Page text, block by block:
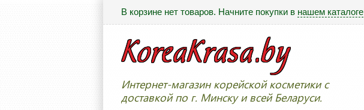
В корзине нет товаров. Начните покупки в нашем каталоге
Интернет-магазин корейской косметики с
доставкой по г. Минску и всей Беларуси.